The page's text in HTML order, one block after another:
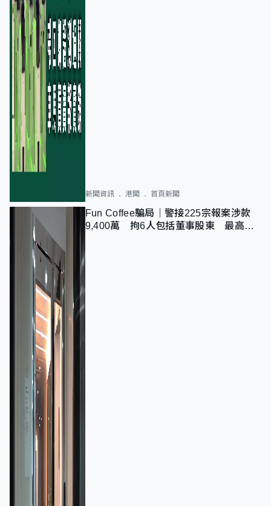
新聞資訊 港聞 首頁新聞
Fun Coffee騙局｜警接225宗報案涉款
9,400萬 拘6人包括董事股東 最高金